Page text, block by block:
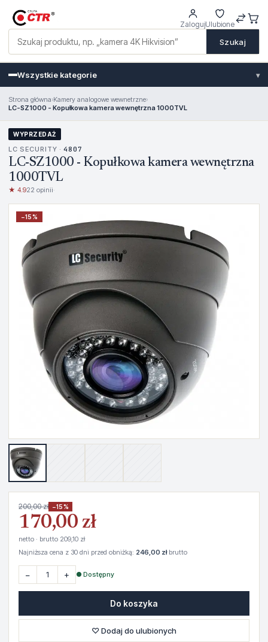
Szukaj
ZalogujUlubione
Wszystkie kategorie ▾
Strona główna›Kamery analogowe wewnetrzne›
LC-SZ1000 - Kopułkowa kamera wewnętrzna 1000TVL
WYPRZEDAŻ
LC SECURITY · 4807
LC-SZ1000 - Kopułkowa kamera wewnętrzna
1000TVL
★ 4.922 opinii·
−15%
200,00 zł −15%
170,00 zł
netto · brutto 209,10 zł
Najniższa cena z 30 dni przed obniżką: 246,00 złbrutto
− + ● Dostępny
Do koszyka
♡ Dodaj do ulubionych